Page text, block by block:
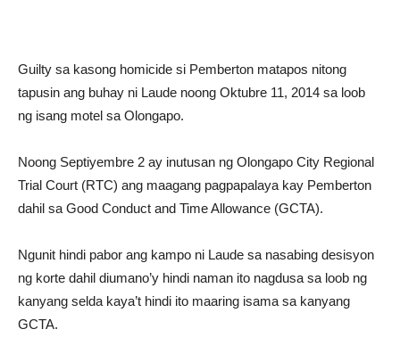
Guilty sa kasong homicide si Pemberton matapos nitong
tapusin ang buhay ni Laude noong Oktubre 11, 2014 sa loob
ng isang motel sa Olongapo.
Noong Septiyembre 2 ay inutusan ng Olongapo City Regional
Trial Court (RTC) ang maagang pagpapalaya kay Pemberton
dahil sa Good Conduct and Time Allowance (GCTA).
Ngunit hindi pabor ang kampo ni Laude sa nasabing desisyon
ng korte dahil diumano’y hindi naman ito nagdusa sa loob ng
kanyang selda kaya’t hindi ito maaring isama sa kanyang
GCTA.